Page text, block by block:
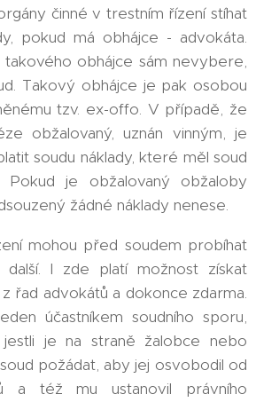
činné v trestním řízení stíhat
pokud má obhájce - advokáta.
obhájce sám nevybere,
Takový obhájce je pak osobou
tzv. ex-offo. V případě, že
obžalovaný, uznán vinným, je
soudu náklady, které měl soud
Pokud je obžalovaný obžaloby
žádné náklady nenese.
mohou před soudem probíhat
další. I zde platí možnost získat
řad advokátů a dokonce zdarma.
účastníkem soudního sporu,
jestli je na straně žalobce nebo
požádat, aby jej osvobodil od
a též mu ustanovil právního